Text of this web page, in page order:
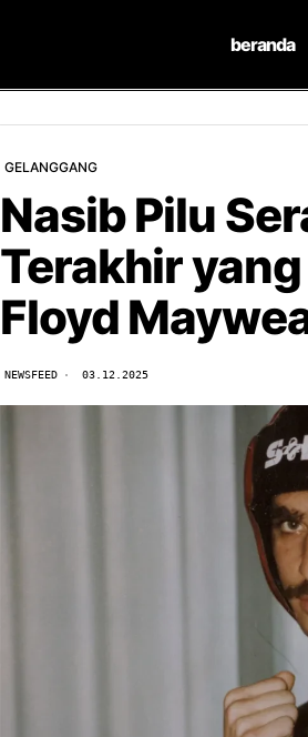
beranda
GELANGGANG
Nasib Pilu
Terakhir
Floyd
NEWSFEED 03.12.2025